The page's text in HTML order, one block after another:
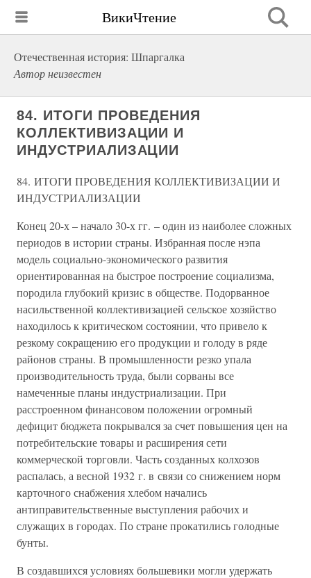
ВикиЧтение
Отечественная история: Шпаргалка
Автор неизвестен
84. ИТОГИ ПРОВЕДЕНИЯ
КОЛЛЕКТИВИЗАЦИИ И
ИНДУСТРИАЛИЗАЦИИ
84. ИТОГИ ПРОВЕДЕНИЯ КОЛЛЕКТИВИЗАЦИИ И
ИНДУСТРИАЛИЗАЦИИ
Конец 20-х – начало 30-х гг. – один из наиболее сложных
периодов в истории страны. Избранная после нэпа
модель социально-экономического развития
ориентированная на быстрое построение социализма,
породила глубокий кризис в обществе. Подорванное
насильственной коллективизацией сельское хозяйство
находилось к критическом состоянии, что привело к
резкому сокращению его продукции и голоду в ряде
районов страны. В промышленности резко упала
производительность труда, были сорваны все
намеченные планы индустриализации. При
расстроенном финансовом положении огромный
дефицит бюджета покрывался за счет повышения цен на
потребительские товары и расширения сети
коммерческой торговли. Часть созданных колхозов
распалась, а весной 1932 г. в связи со снижением норм
карточного снабжения хлебом начались
антиправительственные выступления рабочих и
служащих в городах. По стране прокатились голодные
бунты.
В создавшихся условиях большевики могли удержать